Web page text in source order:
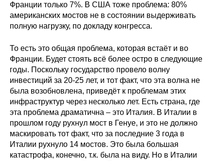
Франции только 7%. В США тоже проблема: 80%
американских мостов не в состоянии выдерживать
полную нагрузку, по докладу конгресса.
То есть это общая проблема, которая встаёт и во
Франции. Будет стоять всё более остро в следующие
годы. Поскольку государство провело волну
инвестиций за 20-25 лет, и тот факт, что эта волна не
была возобновлена, приведёт к проблемам этих
инфраструктур через несколько лет. Есть страна, где
эта проблема драматична – это Италия. В Италии в
прошлом году рухнул мост в Генуе, и это не должно
маскировать тот факт, что за последние 3 года в
Италии рухнуло 14 мостов. Это была большая
катастрофа, конечно, т.к. была на виду. Но в Италии